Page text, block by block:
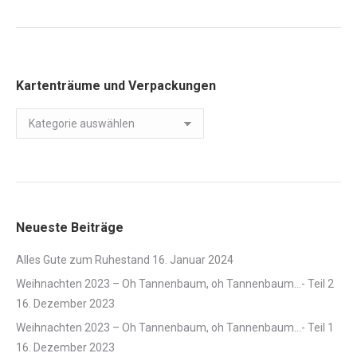
Kartenträume und Verpackungen
Kartenträume
und
Neueste Beiträge
Alles Gute zum Ruhestand 16. Januar 2024
Weihnachten 2023 – Oh Tannenbaum, oh Tannenbaum…- Teil 2
16. Dezember 2023
Weihnachten 2023 – Oh Tannenbaum, oh Tannenbaum…- Teil 1
16. Dezember 2023